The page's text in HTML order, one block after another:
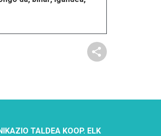
TALDEA KOOP. ELK